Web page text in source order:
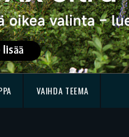
VAIHDA TEEMA